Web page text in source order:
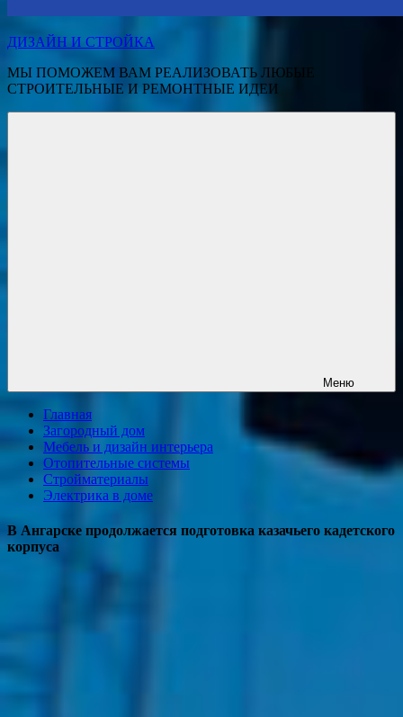
ДИЗАЙН И СТРОЙКА
МЫ ПОМОЖЕМ ВАМ РЕАЛИЗОВАТЬ ЛЮБЫЕ
СТРОИТЕЛЬНЫЕ И РЕМОНТНЫЕ ИДЕИ
Меню
Главная
Загородный дом
Мебель и дизайн интерьера
Отопительные системы
Стройматериалы
Электрика в доме
В Ангарске продолжается подготовка казачьего кадетского
корпуса